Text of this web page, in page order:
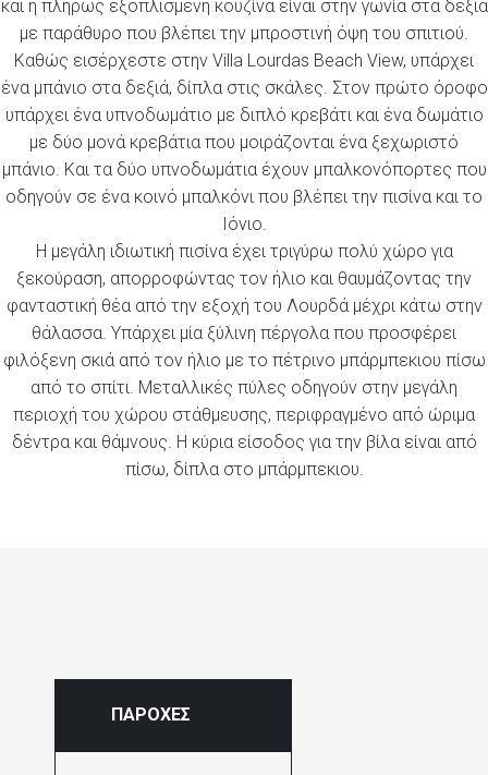
και η πλήρως εξοπλισμένη κουζίνα είναι στην γωνία στα δεξιά
με παράθυρο που βλέπει την μπροστινή όψη του σπιτιού.
Καθώς εισέρχεστε στην Villa Lourdas Beach View, υπάρχει
ένα μπάνιο στα δεξιά, δίπλα στις σκάλες. Στον πρώτο όροφο
υπάρχει ένα υπνοδωμάτιο με διπλό κρεβάτι και ένα δωμάτιο
με δύο μονά κρεβάτια που μοιράζονται ένα ξεχωριστό
μπάνιο. Και τα δύο υπνοδωμάτια έχουν μπαλκονόπορτες που
οδηγούν σε ένα κοινό μπαλκόνι που βλέπει την πισίνα και το
Ιόνιο.
Η μεγάλη ιδιωτική πισίνα έχει τριγύρω πολύ χώρο για
ξεκούραση, απορροφώντας τον ήλιο και θαυμάζοντας την
φανταστική θέα από την εξοχή του Λουρδά μέχρι κάτω στην
θάλασσα. Υπάρχει μία ξύλινη πέργολα που προσφέρει
φιλόξενη σκιά από τον ήλιο με το πέτρινο μπάρμπεκιου πίσω
από το σπίτι. Μεταλλικές πύλες οδηγούν στην μεγάλη
περιοχή του χώρου στάθμευσης, περιφραγμένο από ώριμα
δέντρα και θάμνους. Η κύρια είσοδος για την βίλα είναι από
πίσω, δίπλα στο μπάρμπεκιου.
ΠΑΡΟΧΕΣ